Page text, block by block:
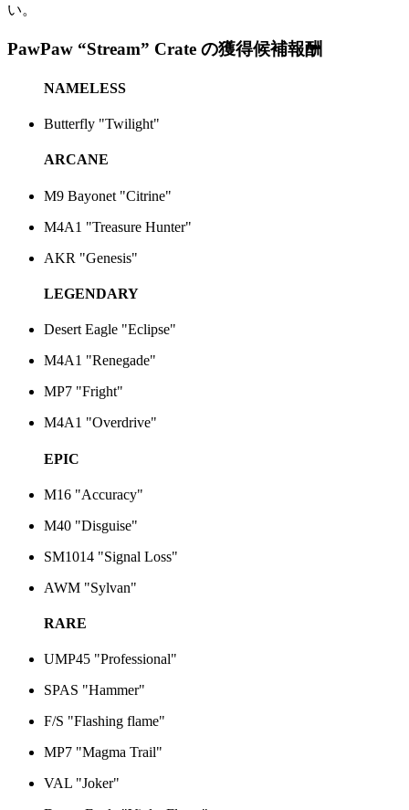
い。
PawPaw “Stream” Crate の獲得候補報酬
NAMELESS
Butterfly "Twilight"
ARCANE
M9 Bayonet "Citrine"
M4A1 "Treasure Hunter"
AKR "Genesis"
LEGENDARY
Desert Eagle "Eclipse"
M4A1 "Renegade"
MP7 "Fright"
M4A1 "Overdrive"
EPIC
M16 "Accuracy"
M40 "Disguise"
SM1014 "Signal Loss"
AWM "Sylvan"
RARE
UMP45 "Professional"
SPAS "Hammer"
F/S "Flashing flame"
MP7 "Magma Trail"
VAL "Joker"